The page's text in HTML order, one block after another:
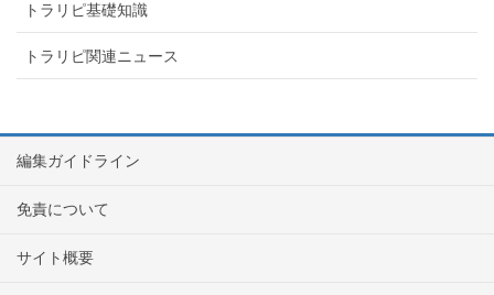
トラリピ基礎知識
トラリピ関連ニュース
編集ガイドライン
免責について
サイト概要